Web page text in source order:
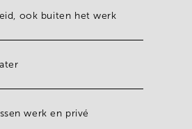
ook buiten het werk
werk en privé